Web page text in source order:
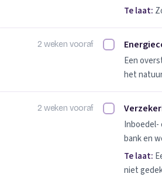
Te laat:
2 weken vooraf
Een
het
2 weken vooraf
Inboedel-
bank en
Te laat:
niet